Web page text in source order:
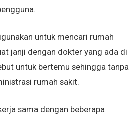
untuk mencari rumah
janji dengan dokter yang ada di
untuk bertemu sehingga tanpa
rumah sakit.
sama dengan beberapa